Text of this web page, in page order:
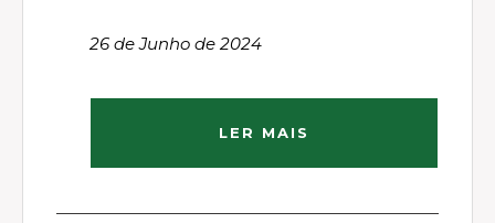
26 de Junho de 2024
LER MAIS